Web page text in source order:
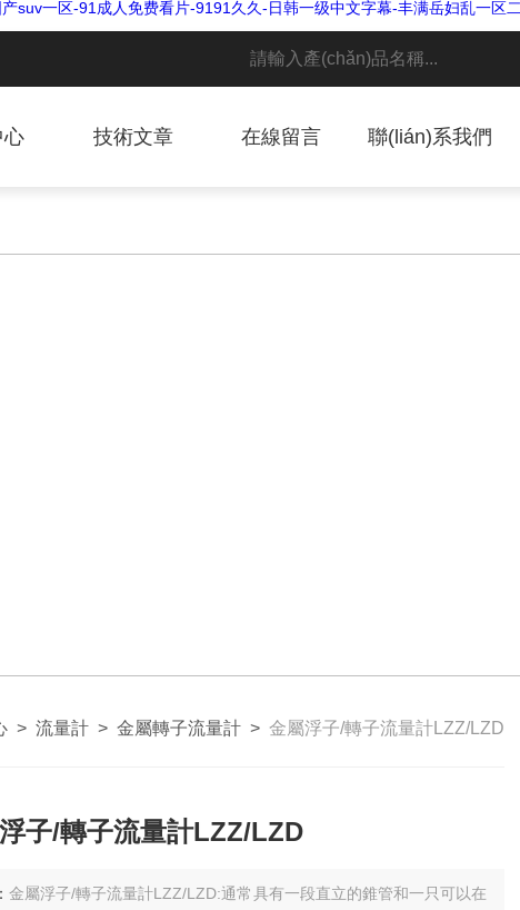
suv一区-91成人免费看片-9191久久-日韩一级中文字幕-丰满岳妇乱一区
心 技術文章 在線留言 聯(lián)系我們
> 流量計 > 金屬轉子流量計 > 金屬浮子/轉子流量計LZZ/LZD
子/轉子流量計LZZ/LZD
金屬浮子/轉子流量計LZZ/LZD:通常具有一段直立的錐管和一只可以在